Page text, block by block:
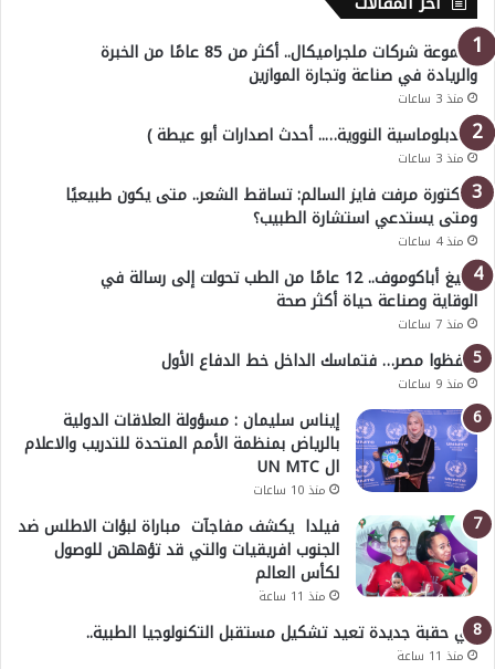
مجموعة شركات ملجراميكال.. أكثر من 85 عامًا من الخبرة
والريادة في صناعة وتجارة الموازين
منذ 3 ساعات
( الدبلوماسية النووية….. أحدث اصدارات أبو عيطة )
منذ 3 ساعات
الدكتورة مرفت فايز السالم: تساقط الشعر.. متى يكون طبيعيًا
ومتى يستدعي استشارة الطبيب؟
منذ 4 ساعات
أوليغ أباكوموف.. 12 عامًا من الطب تحولت إلى رسالة في
الوقاية وصناعة حياة أكثر صحة
منذ 7 ساعات
احفظوا مصر… فتماسك الداخل خط الدفاع الأول
منذ 9 ساعات
إيناس سليمان : مسؤولة العلاقات الدولية
بالرياض بمنظمة الأمم المتحدة للتدريب والاعلام
ال UN MTC
منذ 10 ساعات
فيلدا يكشف مفاجآت مباراة لبؤات الاطلس ضد
الجنوب افريقيات والتي قد تؤهلهن للوصول
لكأس العالم
منذ 11 ساعة
في حقبة جديدة تعيد تشكيل مستقبل التكنولوجيا الطبية..
منذ 11 ساعة